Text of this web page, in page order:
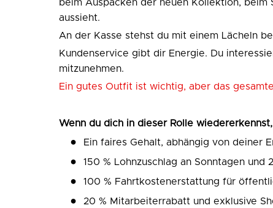
beim Auspacken der neuen Kollektion,
aussieht.
An der Kasse stehst du mit einem Lächeln
Kundenservice gibt dir Energie. Du
mitzunehmen.
Ein gutes Outfit ist wichtig, aber das
Wenn du dich in dieser Rolle
Ein faires Gehalt, abhängig von deiner
150 % Lohnzuschlag an Sonntagen und
100 % Fahrtkostenerstattung für
20 % Mitarbeiterrabatt und exklusive